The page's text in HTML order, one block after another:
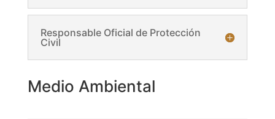
Responsable Oficial de Protección
Civil
Medio Ambiental